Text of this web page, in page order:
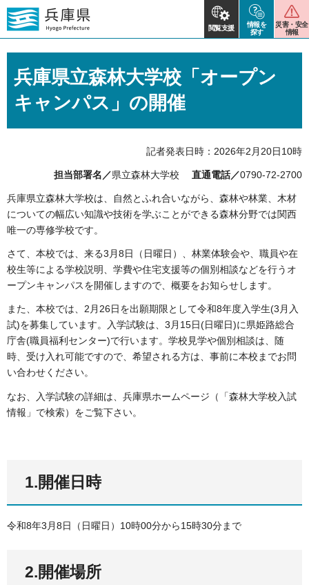
閲覧支援
情報を
探す
災害・安全
情報
兵庫県立森林大学校「オープン
キャンパス」の開催
記者発表日時：2026年2月20日10時
担当部署名／県立森林大学校 直通電話／0790-72-2700
兵庫県立森林大学校は、自然とふれ合いながら、森林や林業、木材
についての幅広い知識や技術を学ぶことができる森林分野では関西
唯一の専修学校です。
さて、本校では、来る3月8日（日曜日）、林業体験会や、職員や在
校生等による学校説明、学費や住宅支援等の個別相談などを行うオ
ープンキャンパスを開催しますので、概要をお知らせします。
また、本校では、2月26日を出願期限として令和8年度入学生(3月入
試)を募集しています。入学試験は、3月15日(日曜日)に県姫路総合
庁舎(職員福利センター)で行います。学校見学や個別相談は、随
時、受け入れ可能ですので、希望される方は、事前に本校までお問
い合わせください。
なお、入学試験の詳細は、兵庫県ホームページ（「森林大学校入試
情報」で検索）をご覧下さい。
1.開催日時
令和8年3月8日（日曜日）10時00分から15時30分まで
2.開催場所